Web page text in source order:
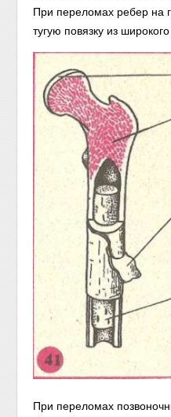
При переломах ребер на
тугую повязку из
При переломах